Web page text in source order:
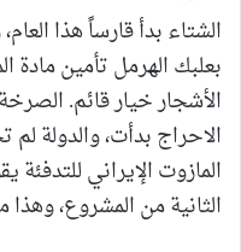
الشتاء بدأ قارساً هذا
بعلبك الهرمل تأمين مادة
الأشجار خيار قائم.
الاحراج بدأت، والدولة
المازوت الإيراني
الثانية من المشروع، وهذا